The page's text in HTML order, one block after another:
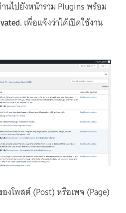
นไปยังหน้ารวม Plugins พร้อม
เพื่อแจ้งว่าได้เปิดใช้งาน
งโพสต์ (Post) หรือเพจ (Page)